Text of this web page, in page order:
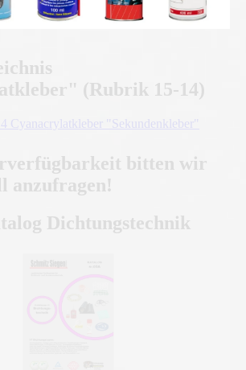
(Rubrik 15-14)
Cyanacrylatkleber "Sekundenkleber"
bitten wir
anzufragen!
Dichtungstechnik